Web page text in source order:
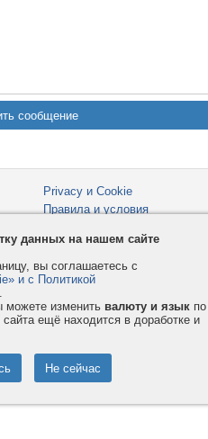
Privacy и Cookie
Правила и условия
Помощь
- Все права защищены.
данных на нашем сайте
вы соглашаетесь с
и с Политикой
.
можете изменить валюту и язык по
ещё находится в доработке и